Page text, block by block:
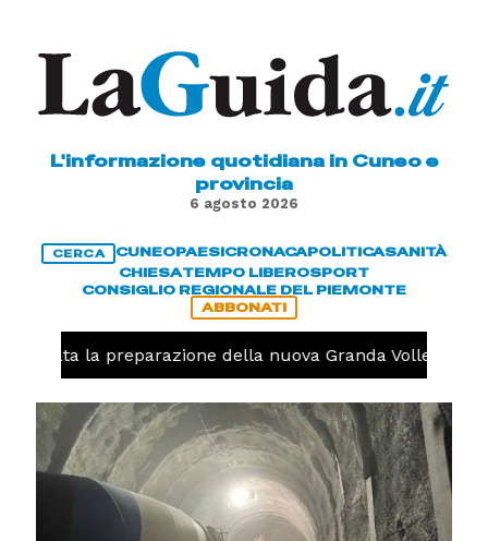
L'informazione quotidiana in Cuneo e
provincia
6 agosto 2026
CERCA CUNEOPAESICRONACAPOLITICASANITÀ
CHIESATEMPO LIBEROSPORT
CONSIGLIO REGIONALE DEL PIEMONTE
ABBONATI
la preparazione della nuova Granda Volley (FOTO